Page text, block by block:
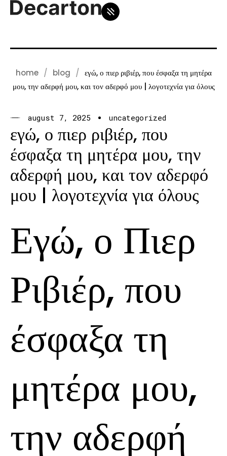
home blog
εγώ, ο πιερ ριβιέρ, που έσφαξα τη μητέρα
μου, την αδερφή μου, και τον αδερφό μου | λογοτεχνία για όλους
august 7, 2025 uncategorized
εγώ, ο πιερ ριβιέρ, που
έσφαξα τη μητέρα μου, την
αδερφή μου, και τον αδερφό
μου | λογοτεχνία για όλους
Εγώ, ο Πιερ
Ριβιέρ, που
έσφαξα τη
μητέρα μου,
την αδερφή